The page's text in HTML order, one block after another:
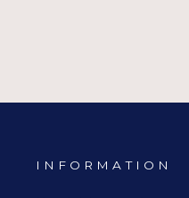
INFORMATION